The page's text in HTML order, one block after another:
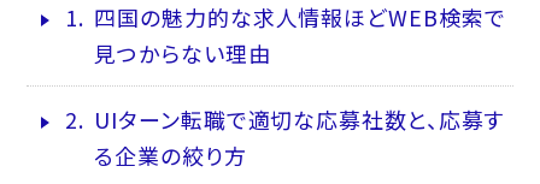
1. 四国の魅力的な求人情報ほどWEB検索で
見つからない理由
2. UIターン転職で適切な応募社数と、応募す
る企業の絞り方